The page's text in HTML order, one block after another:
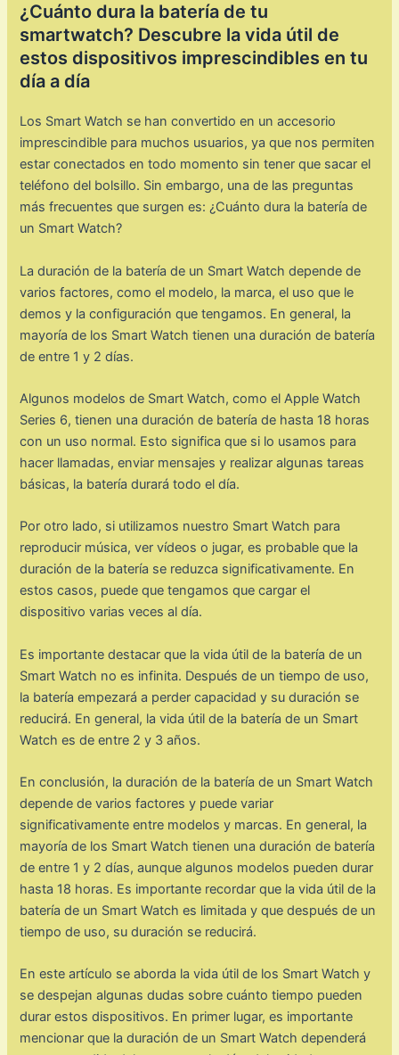
¿Cuánto dura la batería de tu
smartwatch? Descubre la vida útil de
estos dispositivos imprescindibles en tu
día a día
Los Smart Watch se han convertido en un accesorio
imprescindible para muchos usuarios, ya que nos permiten
estar conectados en todo momento sin tener que sacar el
teléfono del bolsillo. Sin embargo, una de las preguntas
más frecuentes que surgen es: ¿Cuánto dura la batería de
un Smart Watch?
La duración de la batería de un Smart Watch depende de
varios factores, como el modelo, la marca, el uso que le
demos y la configuración que tengamos. En general, la
mayoría de los Smart Watch tienen una duración de batería
de entre 1 y 2 días.
Algunos modelos de Smart Watch, como el Apple Watch
Series 6, tienen una duración de batería de hasta 18 horas
con un uso normal. Esto significa que si lo usamos para
hacer llamadas, enviar mensajes y realizar algunas tareas
básicas, la batería durará todo el día.
Por otro lado, si utilizamos nuestro Smart Watch para
reproducir música, ver vídeos o jugar, es probable que la
duración de la batería se reduzca significativamente. En
estos casos, puede que tengamos que cargar el
dispositivo varias veces al día.
Es importante destacar que la vida útil de la batería de un
Smart Watch no es infinita. Después de un tiempo de uso,
la batería empezará a perder capacidad y su duración se
reducirá. En general, la vida útil de la batería de un Smart
Watch es de entre 2 y 3 años.
En conclusión, la duración de la batería de un Smart Watch
depende de varios factores y puede variar
significativamente entre modelos y marcas. En general, la
mayoría de los Smart Watch tienen una duración de batería
de entre 1 y 2 días, aunque algunos modelos pueden durar
hasta 18 horas. Es importante recordar que la vida útil de la
batería de un Smart Watch es limitada y que después de un
tiempo de uso, su duración se reducirá.
En este artículo se aborda la vida útil de los Smart Watch y
se despejan algunas dudas sobre cuánto tiempo pueden
durar estos dispositivos. En primer lugar, es importante
mencionar que la duración de un Smart Watch dependerá